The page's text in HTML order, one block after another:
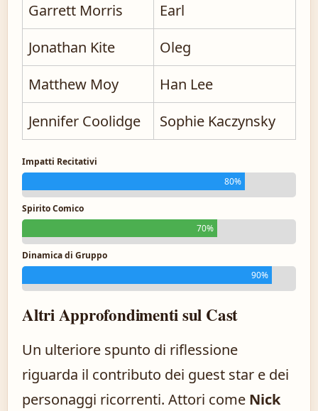
Garrett Morris
Earl
Jonathan Kite
Oleg
Matthew Moy
Han Lee
Jennifer Coolidge
Sophie Kaczynsky
Impatti Recitativi
80%
Spirito Comico
70%
Dinamica di Gruppo
90%
Altri Approfondimenti sul Cast
Un ulteriore spunto di riflessione
riguarda il contributo dei guest star e dei
personaggi ricorrenti. Attori come Nick